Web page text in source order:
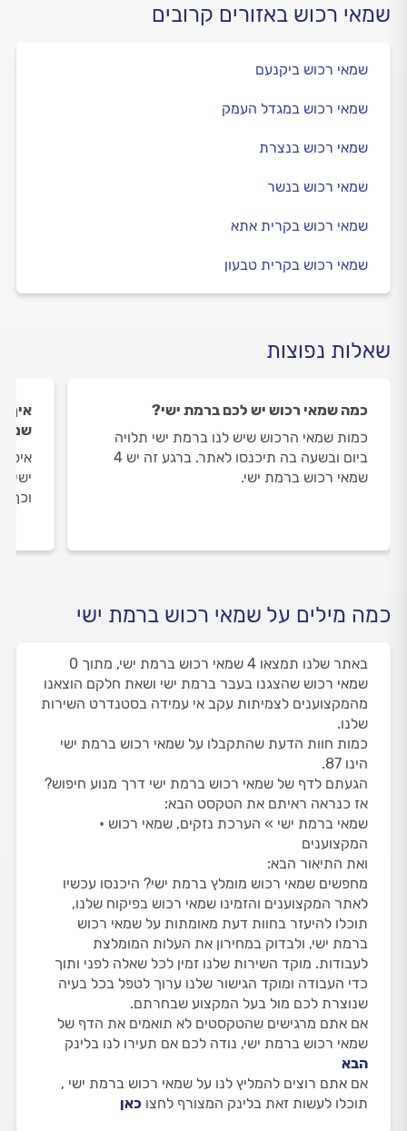
שמאי רכוש באזורים קרובים
שמאי רכוש ביקנעם
שמאי רכוש במגדל העמק
שמאי רכוש בנצרת
שמאי רכוש בנשר
שמאי רכוש בקרית אתא
שמאי רכוש בקרית טבעון
שאלות נפוצות
כמה שמאי רכוש יש לכם ברמת ישי?
כמות שמאי הרכוש שיש לנו ברמת ישי תלויה
ביום ובשעה בה תיכנסו לאתר. ברגע זה יש 4
שמאי רכוש ברמת ישי.
איך
ישי
וכך
כמה מילים על שמאי רכוש ברמת ישי
באתר שלנו תמצאו 4 שמאי רכוש ברמת ישי, מתוך 0
שמאי רכוש שהצגנו בעבר ברמת ישי ושאת חלקם הוצאנו
מהמקצוענים לצמיתות עקב אי עמידה בסטנדרט השירות
שלנו.
כמות חוות הדעת שהתקבלו על שמאי רכוש ברמת ישי
הינו 87.
הגעתם לדף של שמאי רכוש ברמת ישי דרך מנוע חיפוש?
אז כנראה ראיתם את הטקסט הבא:
שמאי ברמת ישי » הערכת נזקים, שמאי רכוש •
המקצוענים
ואת התיאור הבא:
מחפשים שמאי רכוש מומלץ ברמת ישי? היכנסו עכשיו
לאתר המקצוענים והזמינו שמאי רכוש בפיקוח שלנו,
תוכלו להיעזר בחוות דעת מאומתות על שמאי רכוש
ברמת ישי, ולבדוק במחירון את העלות המומלצת
לעבודות. מוקד השירות שלנו זמין לכל שאלה לפני ותוך
כדי העבודה ומוקד הגישור שלנו ערוך לטפל בכל בעיה
שנוצרת לכם מול בעל המקצוע שבחרתם.
אם אתם מרגישים שהטקסטים לא תואמים את הדף של
שמאי רכוש ברמת ישי, נודה לכם אם תעירו לנו בלינק
הבא
אם אתם רוצים להמליץ לנו על שמאי רכוש ברמת ישי ,
תוכלו לעשות זאת בלינק המצורף לחצו כאן